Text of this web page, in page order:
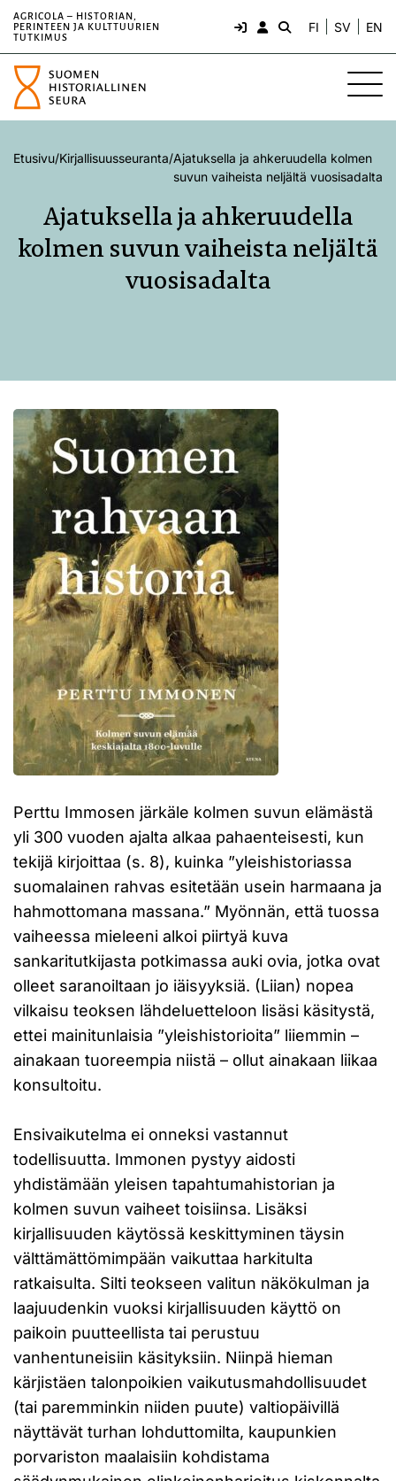
AGRICOLA – HISTORIAN,
PERINTEEN JA KULTTUURIEN
TUTKIMUS
FI SV EN
Etusivu/Kirjallisuusseuranta/Ajatuksella ja ahkeruudella kolmen
suvun vaiheista neljältä vuosisadalta
Ajatuksella ja ahkeruudella
kolmen suvun vaiheista neljältä
vuosisadalta
Perttu Immosen järkäle kolmen suvun elämästä
yli 300 vuoden ajalta alkaa pahaenteisesti, kun
tekijä kirjoittaa (s. 8), kuinka ”yleishistoriassa
suomalainen rahvas esitetään usein harmaana ja
hahmottomana massana.” Myönnän, että tuossa
vaiheessa mieleeni alkoi piirtyä kuva
sankaritutkijasta potkimassa auki ovia, jotka ovat
olleet saranoiltaan jo iäisyyksiä. (Liian) nopea
vilkaisu teoksen lähdeluetteloon lisäsi käsitystä,
ettei mainitunlaisia ”yleishistorioita” liiemmin –
ainakaan tuoreempia niistä – ollut ainakaan liikaa
konsultoitu.
Ensivaikutelma ei onneksi vastannut
todellisuutta. Immonen pystyy aidosti
yhdistämään yleisen tapahtumahistorian ja
kolmen suvun vaiheet toisiinsa. Lisäksi
kirjallisuuden käytössä keskittyminen täysin
välttämättömimpään vaikuttaa harkitulta
ratkaisulta. Silti teokseen valitun näkökulman ja
laajuudenkin vuoksi kirjallisuuden käyttö on
paikoin puutteellista tai perustuu
vanhentuneisiin käsityksiin. Niinpä hieman
kärjistäen talonpoikien vaikutusmahdollisuudet
(tai paremminkin niiden puute) valtiopäivillä
näyttävät turhan lohduttomilta, kaupunkien
porvariston maalaisiin kohdistama